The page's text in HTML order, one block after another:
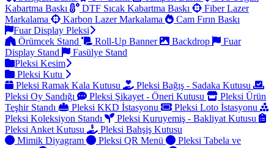
Kabartma Baskı
DTF Sıcak Kabartma Baskı
Fiber Lazer
Markalama
Karbon Lazer Markalama
Cam Fırın Baskı
Fuar Display Pleksi
Örümcek Stand
Roll-Up Banner Backdrop
Fuar
Display Stand
Fasülye Stand
Pleksi Kesim
Pleksi Kutu
Pleksi Ramak Kala Kutusu
Pleksi Bağış - Sadaka Kutusu
Pleksi Oy Sandığı
Pleksi Şikayet - Öneri Kutusu
Pleksi Ürün
Teşhir Standı
Pleksi KKD İstasyonu
Pleksi Loto İstasyonu
Pleksi Koleksiyon Standı
Pleksi Kuruyemiş - Bakliyat Kutusu
Pleksi Anket Kutusu
Pleksi Bahşiş Kutusu
Mimik Diyagram
Pleksi QR Menü
Pleksi Tabela ve